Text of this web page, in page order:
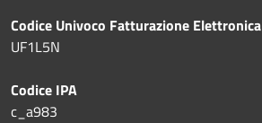
Codice Univoco Fatturazione Elettronica
UF1L5N
Codice IPA
c_a983